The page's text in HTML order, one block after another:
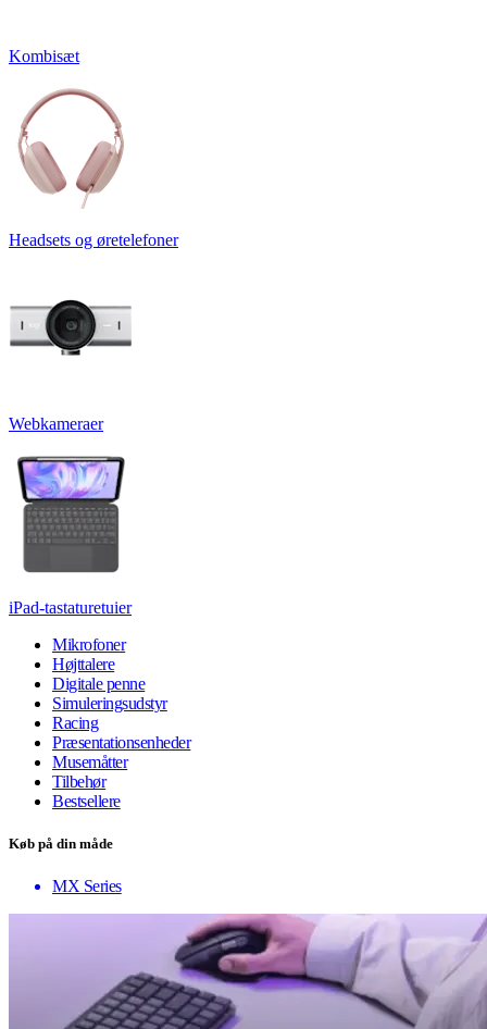
Kombisæt
Headsets og øretelefoner
Webkameraer
iPad-tastaturetuier
Mikrofoner
Højttalere
Digitale penne
Simuleringsudstyr
Racing
Præsentationsenheder
Musemåtter
Tilbehør
Bestsellere
Køb på din måde
MX Series